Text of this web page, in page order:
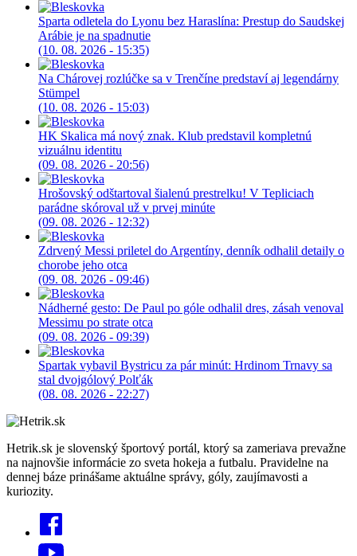
Sparta odletela do Lyonu bez Haraslína: Prestup do Saudskej
Arábie je na spadnutie
(10. 08. 2026 - 15:35)
Na Chárovej rozlúčke sa v Trenčíne predstaví aj legendárny
Stümpel
(10. 08. 2026 - 15:03)
HK Skalica má nový znak. Klub predstavil kompletnú
vizuálnu identitu
(09. 08. 2026 - 20:56)
Hrošovský odštartoval šialenú prestrelku! V Tepliciach
parádne skóroval už v prvej minúte
(09. 08. 2026 - 12:32)
Zdrvený Messi priletel do Argentíny, denník odhalil detaily o
chorobe jeho otca
(09. 08. 2026 - 09:46)
Nádherné gesto: De Paul po góle odhalil dres, zásah venoval
Messimu po strate otca
(09. 08. 2026 - 09:39)
Spartak vybavil Bystricu za pár minút: Hrdinom Trnavy sa
stal dvojgólový Polťák
(08. 08. 2026 - 22:27)
Hetrik.sk je slovenský športový portál, ktorý sa zameriava prevažne
na najnovšie informácie zo sveta hokeja a futbalu. Pravidelne na
dennej báze prinášame aktuálne správy, góly, zaujímavosti a
kuriozity.